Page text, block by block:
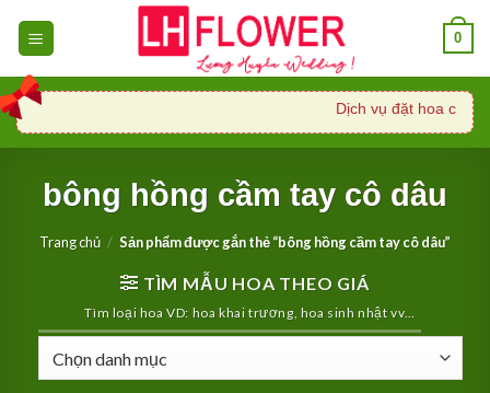
0
Dịch vụ đặt hoa
bông hồng cầm tay cô dâu
Trang chủ / Sản phẩm được gắn thẻ “bông hồng cầm tay cô dâu”
TÌM MẪU HOA THEO GIÁ
Tìm loại hoa VD: hoa khai trương, hoa sinh nhật vv…